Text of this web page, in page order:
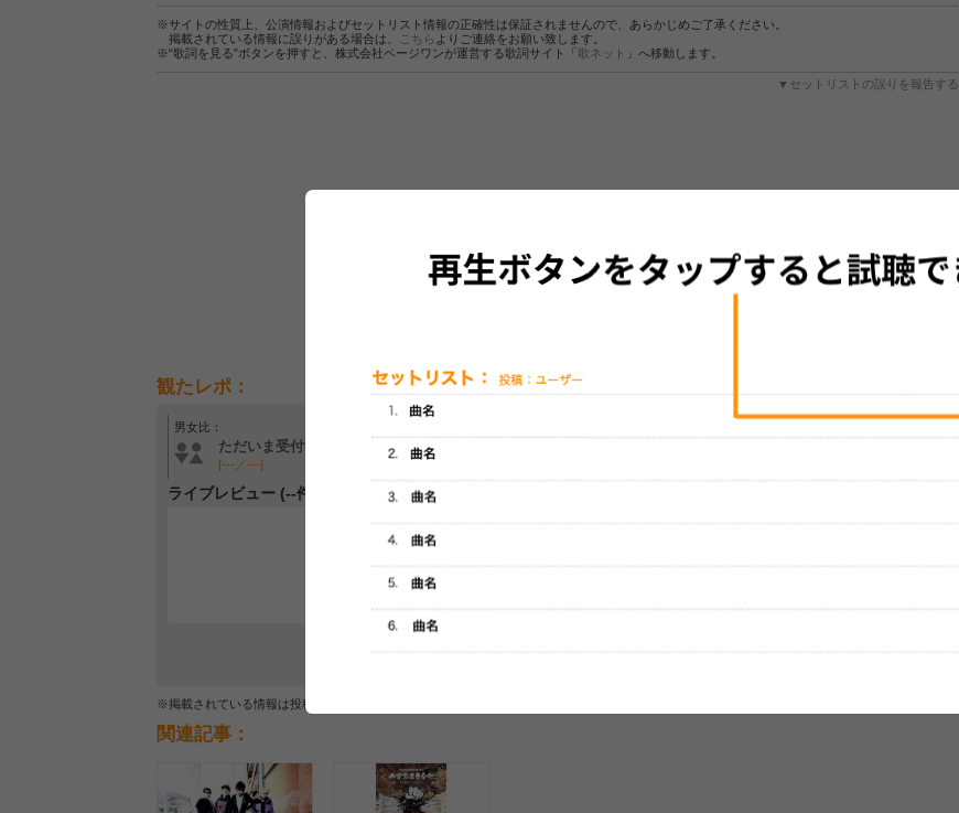
※サイトの性質上、公演情報およびセットリスト情報の正確性は保証されませんので、あらかじめご了承ください。
掲載されている情報に誤りがある場合は、
こちら よりご連絡をお願い致します。
※“歌詞を見る”ボタンを押すと、株式会社ページワンが運営する歌詞サイト「歌ネット 」へ移動します。
▼セットリストの誤りを報告する
観たレポ：
男女比：
ただいま受付中です
[---／---]
ただいま受付中です
ライブレビュー (--件)
最初のレビューを投稿してみませんか？
※掲載されている情報は投稿されたデータを集計したもので、実際のライブとは異なる場合があります。
関連記事：